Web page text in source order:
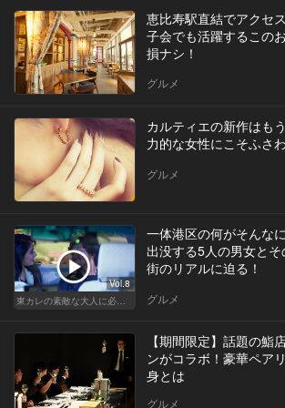
恵比寿駅直結でアクセ
子会でも活躍するこの
損ナシ！
グルメ
カルティエの新作はも
力的な女性にこそふさ
グルメ
Vol.8
東カレの素敵な大人に必要なこと
一体港区の何がそんな
出没する5人の男女とそ
街のリアルに迫る！
グルメ
【期間限定】話題の鮨
ンがコラボ！豪華ペア
身とは
グルメ